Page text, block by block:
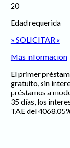
20
Edad requerida
» SOLICITAR «
Más información
El primer
gratuito, sin
préstamos a
35 días, los
TAE del